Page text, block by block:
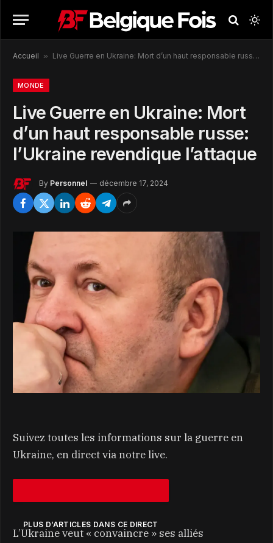
Accueil » Live Guerre en Ukraine: Mort d’un haut responsable russe: l’Ukraine revendique l’attaque
MONDE
Live Guerre en Ukraine: Mort
d’un haut responsable russe:
l’Ukraine revendique l’attaque
By Personnel décembre 17, 2024
Suivez toutes les informations sur la guerre en
Ukraine, en direct via notre live.
PLUS D’ARTICLES DANS CE DIRECT
L’Ukraine veut « convaincre » ses alliés